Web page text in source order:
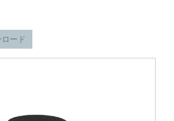
ード